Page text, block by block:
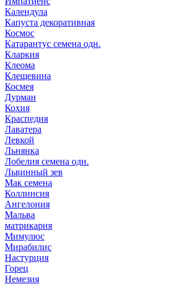
Календула
Капуста декоративная
Космос
Катарантус семена одн.
Кларкия
Клеома
Клещевина
Космея
Дурман
Кохия
Краспедия
Лаватера
Левкой
Льнянка
Лобелия семена одн.
Львинный зев
Мак семена
Коллинсия
Ангелония
Мальва
матрикария
Мимулюс
Мирабилис
Настурция
Горец
Немезия